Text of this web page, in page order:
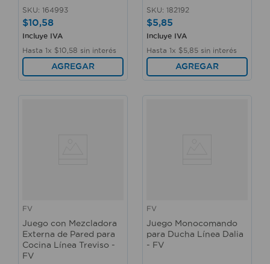
SKU: 164993
$10,58
Incluye IVA
Hasta 1x $10 58 sin interés
AGREGAR
SKU: 182192
$5,85
Incluye IVA
Hasta 1x $5 85 sin interés
AGREGAR
FV
Juego con Mezcladora
Externa de Pared para
Cocina Línea Treviso -
FV
FV
Juego Monocomando
para Ducha Línea Dalia
- FV